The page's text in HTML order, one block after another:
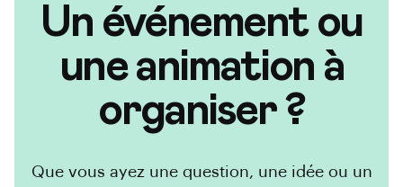
Un événement ou
une animation à
organiser ?
Que vous ayez une question, une idée ou un